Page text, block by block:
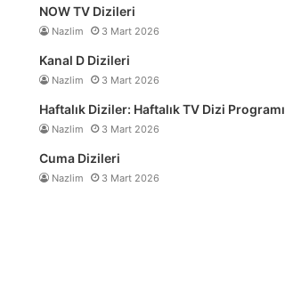
NOW TV Dizileri
Nazlim 3 Mart 2026
Kanal D Dizileri
Nazlim 3 Mart 2026
Haftalık Diziler: Haftalık TV Dizi Programı
Nazlim 3 Mart 2026
Cuma Dizileri
Nazlim 3 Mart 2026